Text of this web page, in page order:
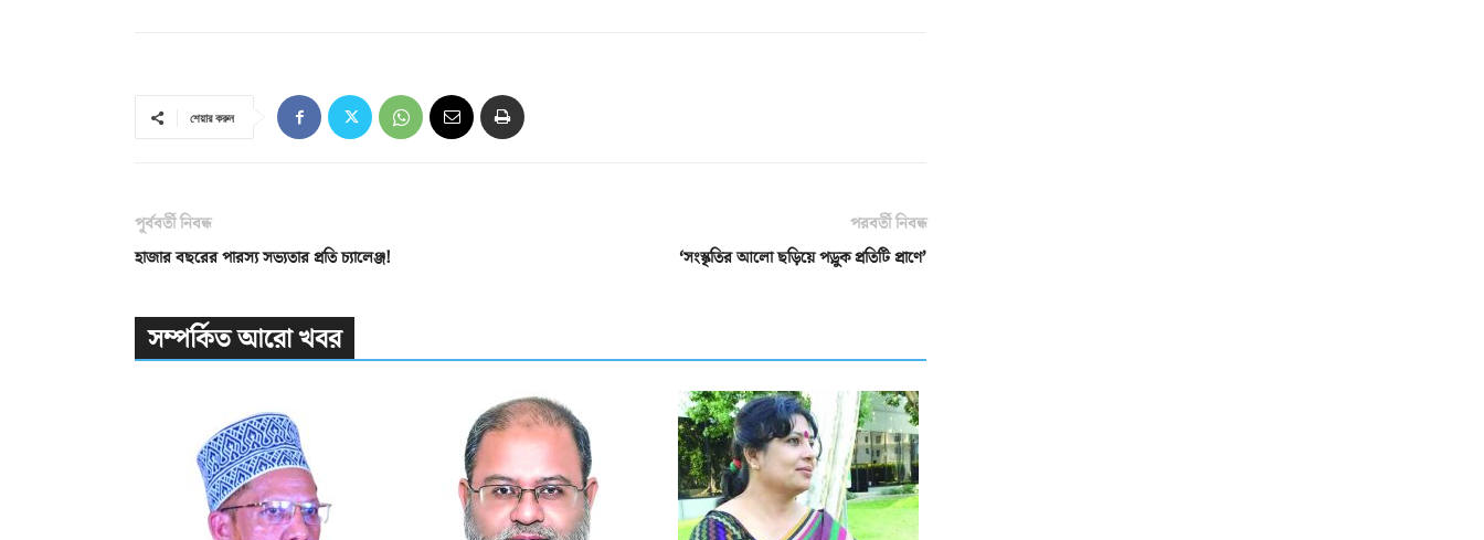
শেয়ার করুন
পূর্ববর্তী নিবন্ধ
হাজার বছরের পারস্য সভ্যতার প্রতি চ্যালেঞ্জ!
পরবর্তী নিবন্ধ
‘সংস্কৃতির আলো ছড়িয়ে পড়ুক প্রতিটি প্রাণে’
সম্পর্কিত আরো খবর